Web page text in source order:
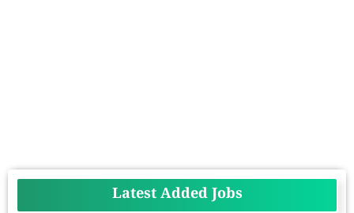
Latest Added Jobs